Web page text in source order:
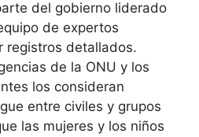
del gobierno liderado
de expertos
registros detallados.
de la ONU y los
los consideran
entre civiles y grupos
las mujeres y los niños